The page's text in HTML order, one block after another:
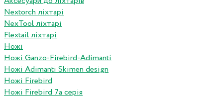
Nextorch ліхтарі
NexTool ліхтарі
Flextail ліхтарі
Ножі
Ножі Ganzo-Firebird-Adimanti
Ножі Adimanti Skimen design
Ножі Firebird
Ножі Firebird 7а серія